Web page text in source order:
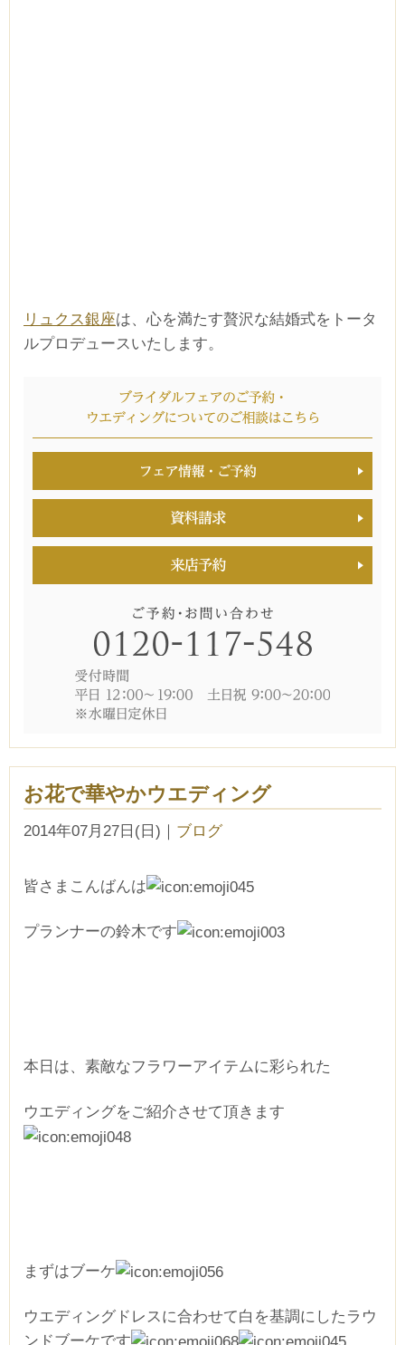
リュクス銀座は、心を満たす贅沢な結婚式をトータ
ルプロデュースいたします。
お花で華やかウエディング
2014年07月27日(日) ｜ ブログ
皆さまこんばんは
プランナーの鈴木です
本日は、素敵なフラワーアイテムに彩られた
ウエディングをご紹介させて頂きます
まずはブーケ
ウエディングドレスに合わせて白を基調にしたラウ
ンドブーケです